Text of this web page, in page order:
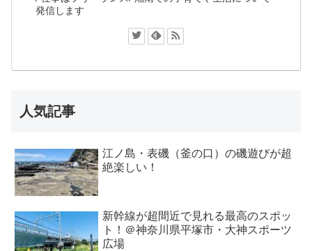
発信します
人気記事
江ノ島・表磯（釜の口）の磯遊びが超
絶楽しい！
新幹線が超間近で見れる最高のスポッ
ト！＠神奈川県平塚市・大神スポーツ
広場